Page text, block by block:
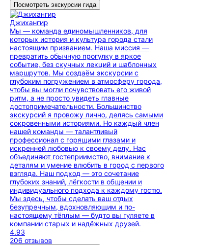
Посмотреть экскурсии гида
Джихангир
Мы — команда единомышленников, для
которых история и культура города стали
настоящим призванием. Наша миссия —
превратить обычную прогулку в яркое
событие, без скучных лекций и шаблонных
маршрутов. Мы создаём экскурсии с
глубоким погружением в атмосферу города,
чтобы вы могли почувствовать его живой
ритм, а не просто увидеть главные
достопримечательности. Большинство
экскурсий я провожу лично, делясь самыми
сокровенными историями. Но каждый член
нашей команды — талантливый
профессионал с горящими глазами и
искренней любовью к своему делу. Нас
объединяют гостеприимство, внимание к
деталям и умение влюбить в город с первого
взгляда. Наш подход — это сочетание
глубоких знаний, лёгкости в общении и
индивидуального подхода к каждому гостю.
Мы здесь, чтобы сделать ваш отдых
безупречным, вдохновляющим и по-
настоящему тёплым — будто вы гуляете в
компании старых и надёжных друзей.
4.93
206 отзывов